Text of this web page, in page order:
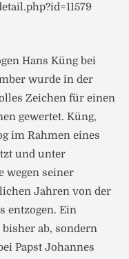
Hans Küng bei
wurde in der
Zeichen für einen
gewertet. Küng,
im Rahmen eines
und unter
wegen seiner
Jahren von der
entzogen. Ein
ab, sondern
Papst Johannes